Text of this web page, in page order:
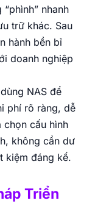
nhanh
trữ khác. Sau
hành bền bỉ
doanh nghiệp
NAS để
phí rõ ràng, dễ
chọn cấu hình
không cần dư
kiệm đáng kể.
Triển